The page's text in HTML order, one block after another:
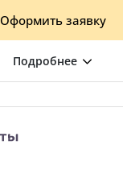
Оформить заявку